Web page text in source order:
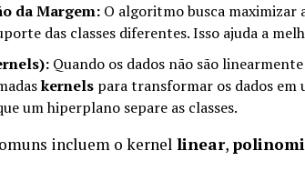
da Margem: O algoritmo busca maximizar
das classes diferentes. Isso ajuda a
Quando os dados não são
kernels para transformar os dados em
um hiperplano separe as classes.
incluem o kernel linear,